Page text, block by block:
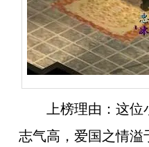
上榜理由： 这位
志气高，爱国之情溢